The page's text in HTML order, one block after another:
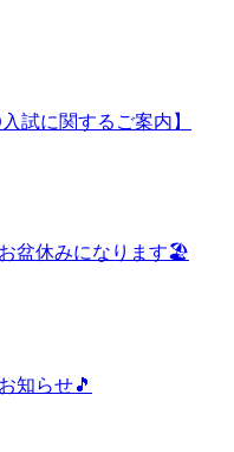
試に関するご案内】
盆休みになります🏖
知らせ🎵